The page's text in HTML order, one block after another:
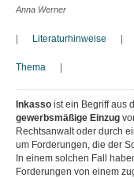
Anna Werner
Literaturhinweise
Thema
Inkasso ist ein Begriff aus
gewerbsmäßige Einzug
Rechtsanwalt oder durch
um Forderungen, die der
In einem solchen Fall
Forderungen von einem